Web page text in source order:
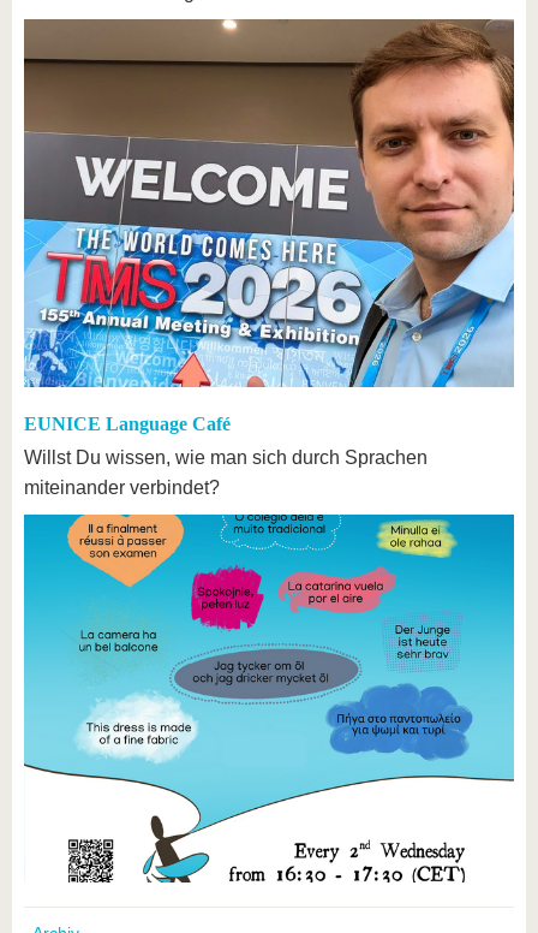
EUNICE Language Café
Willst Du wissen, wie man sich durch Sprachen
miteinander verbindet?